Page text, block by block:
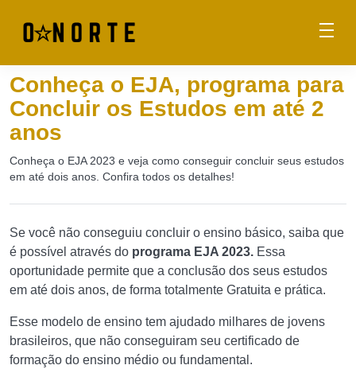
Conheça o EJA, programa para
Concluir os Estudos em até 2
anos
Conheça o EJA 2023 e veja como conseguir concluir seus estudos
em até dois anos. Confira todos os detalhes!
Se você não conseguiu concluir o ensino básico, saiba que
é possível através do programa EJA 2023. Essa
oportunidade permite que a conclusão dos seus estudos
em até dois anos, de forma totalmente Gratuita e prática.
Esse modelo de ensino tem ajudado milhares de jovens
brasileiros, que não conseguiram seu certificado de
formação do ensino médio ou fundamental.